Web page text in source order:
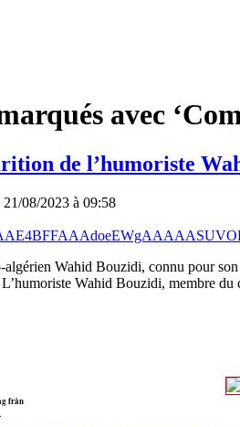
avec
de l’humoriste
21/08/2023 à 09:58
Wahid Bouzidi, connu pour son
Wahid Bouzidi, membre
från